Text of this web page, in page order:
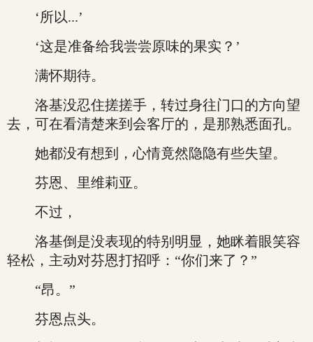
‘所以...’
‘这是准备给我尝尝原味的果实？’
满怀期待。
洛基没忍住搓搓手，转过身往门口的方向望
去，可在看清楚来到会客厅的，是那熟悉面孔。
她都没有想到，心情竟然隐隐有些失望。
芬恩、里维莉亚。
不过，
洛基倒是没表现的特别明显，她眯着眼笑容
轻松，主动对芬恩打招呼：“你们来了？”
“昂。”
芬恩点头。